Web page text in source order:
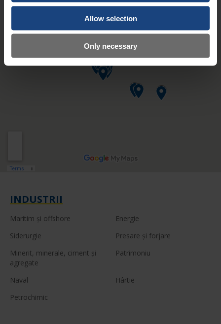
Allow selection
Only necessary
Emiratele Arabe
INDUSTRII
Maritim şi offshore
Energie
Siderurgie
Presare şi forjare
Minerit, minerale, ciment şi
agregate
Patrimoniu
Naval
Hârtie
Petrochimic